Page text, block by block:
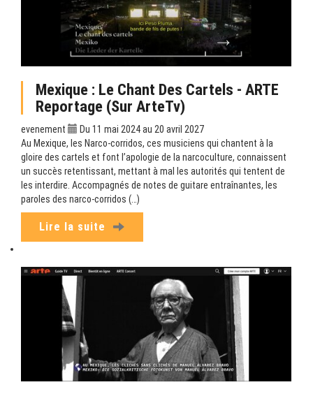
Mexique : Le Chant Des Cartels - ARTE
Reportage (sur ArteTv)
evenement
Du 11 mai 2024 au 20 avril 2027
Au Mexique, les Narco-corridos, ces musiciens qui chantent à la
gloire des cartels et font l’apologie de la narcoculture, connaissent
un succès retentissant, mettant à mal les autorités qui tentent de
les interdire. Accompagnés de notes de guitare entraînantes, les
paroles des narco-corridos (…)
Lire la suite